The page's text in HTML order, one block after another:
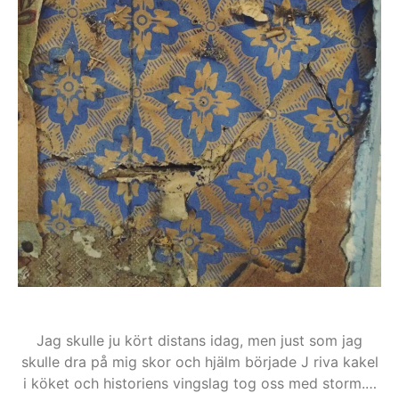
Jag skulle ju kört distans idag, men just som jag
skulle dra på mig skor och hjälm började J riva kakel
i köket och historiens vingslag tog oss med storm.…